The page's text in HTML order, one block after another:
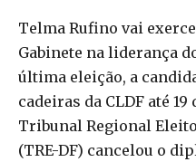
Telma Rufino vai
Gabinete na liderança
última eleição, a
cadeiras da CLDF até
Tribunal Regional
(TRE-DF) cancelou o